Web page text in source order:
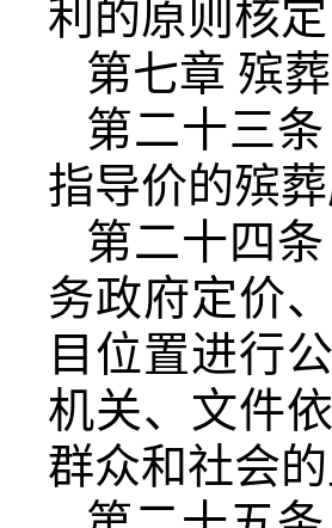
利的原则核
第七章 殡
第二十三
指导价的殡
第二十四
务政府定价
目位置进行
机关、文件
群众和社会的